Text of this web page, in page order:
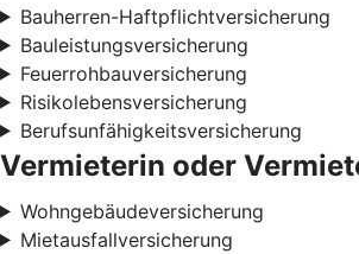
Bauherren-Haftpflichtversicherung
Bauleistungsversicherung
Feuerrohbauversicherung
Risikolebensversicherung
Berufsunfähigkeitsversicherung
Vermieterin oder
Wohngebäudeversicherung
Mietausfallversicherung